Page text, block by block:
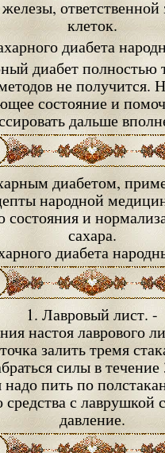
ответственной
клеток.
диабетполностью
не получится.
состояние и
дальше
диабетом,
народной
состояния и
сахара.
диабета
1. Лавровый лист. -
настоя лаврового
залить тремя
силы в
пить по
с
давление.